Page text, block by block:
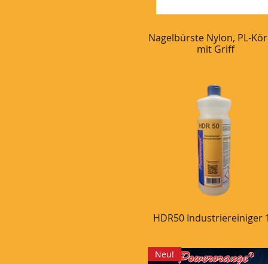
Schnellansicht
Nagelbürste Nylon, PL-
mit Griff
Schnellansicht
HDR50 Industriereiniger
Neu!